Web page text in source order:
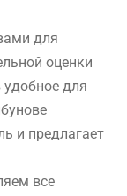
для
оценки
для
и предлагает
все